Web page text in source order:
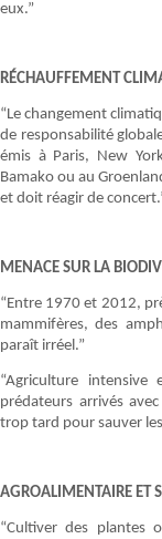
eux.”
RÉCHAUFFEMENT
“Le changement
de responsabilité
émis à Paris, New
Bamako ou au
et doit réagir de
MENACE SUR LA
“Entre 1970 et 2012,
mammifères, des
paraît irréel.”
“Agriculture intensive
prédateurs arrivés
trop tard pour sauver
AGROALIMENTAIRE ET
“Cultiver des plantes